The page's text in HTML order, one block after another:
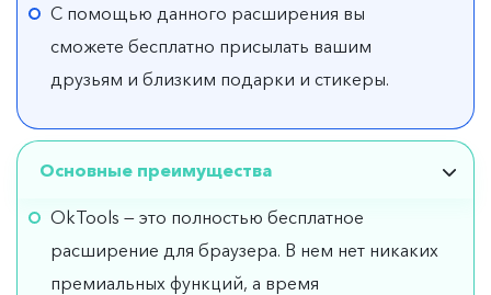
С помощью данного расширения вы
сможете бесплатно присылать вашим
друзьям и близким подарки и стикеры.
Основные преимущества
OkTools — это полностью бесплатное
расширение для браузера. В нем нет никаких
премиальных функций, а время